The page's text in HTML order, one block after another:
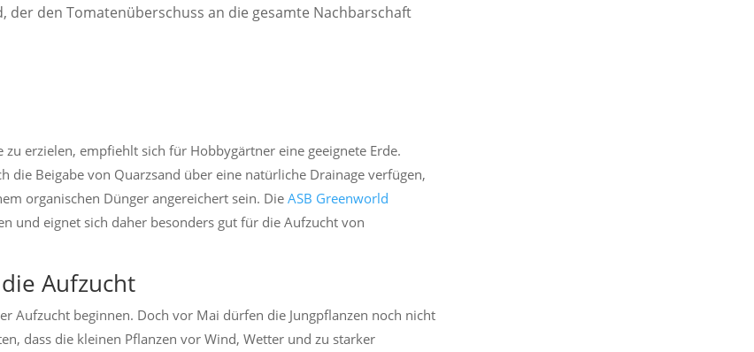
den Tomatenüberschuss an die gesamte Nachbarschaft
erzielen, empfiehlt sich für Hobbygärtner eine geeignete Erde.
die Beigabe von Quarzsand über eine natürliche Drainage verfügen,
organischen Dünger angereichert sein. DieASB Greenworld
und eignet sich daher besonders gut für die Aufzucht von
Aufzucht
Aufzucht beginnen. Doch vor Mai dürfen die Jungpflanzen noch nicht
dass die kleinen Pflanzen vor Wind, Wetter und zu starker